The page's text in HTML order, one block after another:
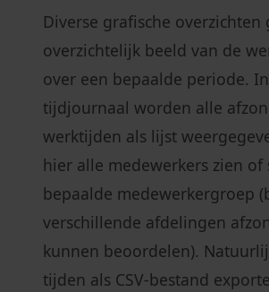
Diverse grafische overzichten
overzichtelijk beeld van de
over een bepaalde periode.
tijdjournaal worden alle
werktijden als lijst
hier alle medewerkers zien of
bepaalde medewerkergroep
verschillende afdelingen
kunnen beoordelen).
tijden als CSV-bestand